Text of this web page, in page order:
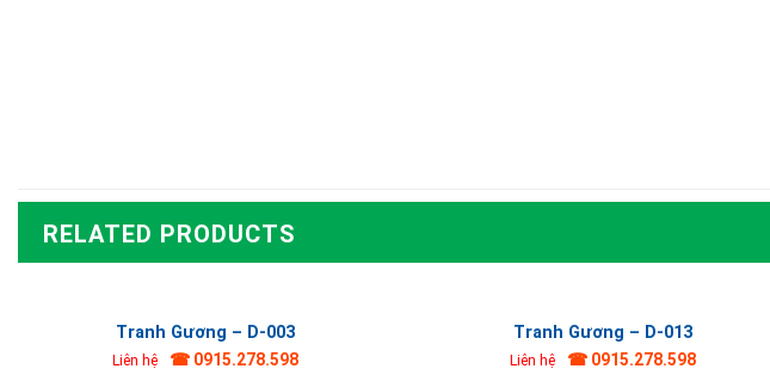
RELATED PRODUCTS
Tranh Gương – D-003
Liên hệ ☎ 0915.278.598
Tranh Gương – D-013
Liên hệ ☎ 0915.278.598